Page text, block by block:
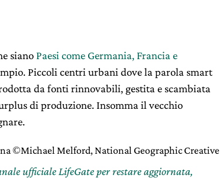
siano Paesi come Germania, Francia e
Piccoli centri urbani dove la parola smart
da fonti rinnovabili, gestita e scambiata
di produzione. Insomma il vecchio
©Michael Melford, National Geographic Creative
ufficiale LifeGate per restare aggiornata,